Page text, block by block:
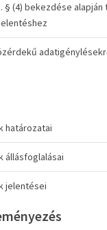
§ (4) bekezdése alapján
határozatai
állásfoglalásai
jelentései